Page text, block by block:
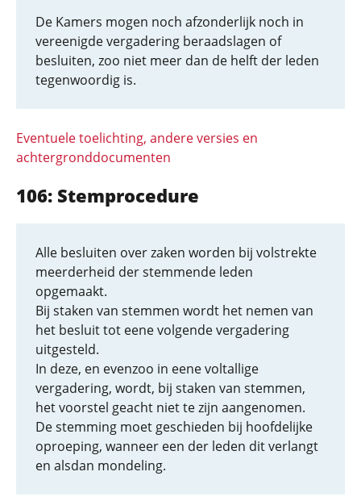
De Kamers mogen noch afzonderlijk noch in
vereenigde vergadering beraadslagen of
besluiten, zoo niet meer dan de helft der leden
tegenwoordig is.
Eventuele toelichting, andere versies en
achtergronddocumenten
106: Stemprocedure
Alle besluiten over zaken worden bij volstrekte
meerderheid der stemmende leden
opgemaakt.
Bij staken van stemmen wordt het nemen van
het besluit tot eene volgende vergadering
uitgesteld.
In deze, en evenzoo in eene voltallige
vergadering, wordt, bij staken van stemmen,
het voorstel geacht niet te zijn aangenomen.
De stemming moet geschieden bij hoofdelijke
oproeping, wanneer een der leden dit verlangt
en alsdan mondeling.